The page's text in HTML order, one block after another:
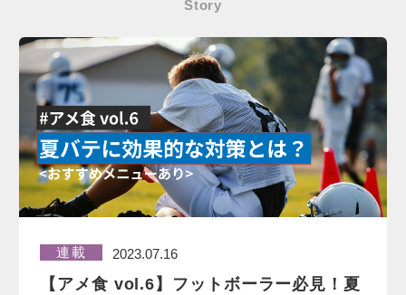
Story
連載 2023.07.16
【アメ食 vol.6】フットボーラー必見！夏